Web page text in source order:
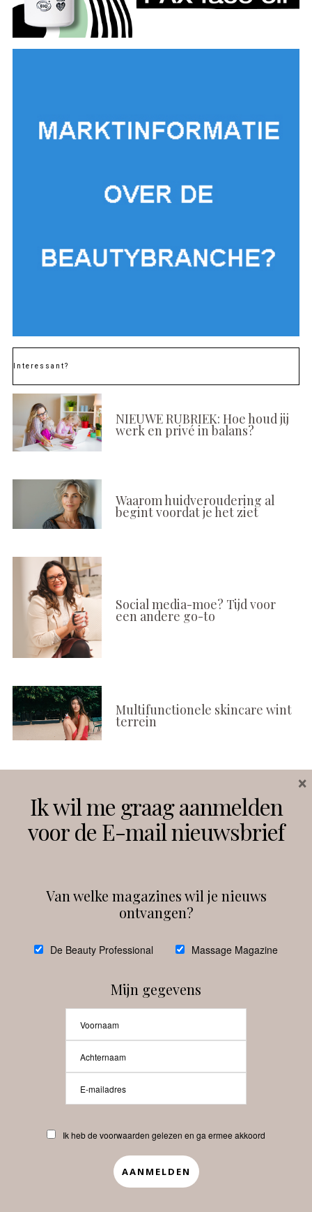
Interessant?
NIEUWE RUBRIEK: Hoe houd jij
werk en privé in balans?
Waarom huidveroudering al
begint voordat je het ziet
Social media-moe? Tijd voor
een andere go-to
Multifunctionele skincare wint
terrein
Instagram Facebook
debeautyprofessional
Beauty-Pro.nl
Abonneren Contact
APP
Ik wil me graag aanmelden
voor de E-mail nieuwsbrief
Van welke magazines wil je nieuws
ontvangen?
De Beauty Professional Massage Magazine
Mijn gegevens
Ik heb de voorwaarden gelezen en ga ermee akkoord
×